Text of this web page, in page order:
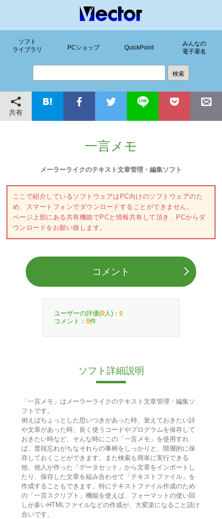
ソフト
ライブラリ
PCショップ QuickPoint
みんなの
電子署名
共有
一言メモ
メーラーライクのテキスト文章管理・編集ソフト
ここで紹介しているソフトウェアはPC向けのソフトウェアのた
め、スマートフォンでダウンロードすることができません。
ページ上部にある共有機能でPCと情報共有して頂き、PCからダ
ウンロードをお願い致します。
コメント
ユーザーの評価(0 人)： 0
コメント： 0件
ソフト詳細説明
「一言メモ」はメーラーライクのテキスト文章管理・編集ソ
フトです。
例えばちょっとした思いつきがあった時、覚えておきたい詩
や文章があった時、良く使うコードやプログラムを保存して
おきたい時など、そんな時にこの「一言メモ」を使用すれ
ば、普段忘れがちなそれらの事柄をしっかりと、階層的に保
存しておくことができます。また検索も簡単に実行できる
他、他人が作った「データセット」から文章をインポートし
たり、保存した文章を組み合わせて「テキストファイル」を
作成することもできます。特にテキストファイル作成のため
の「一言スクリプト」機能を使えば、フォーマットの使い回
しが多いHTMLファイルなどの作成が、大変楽になること請け
合いです。